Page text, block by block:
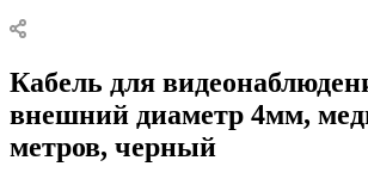
Кабель для
внешний диаметр 4мм,
метров, черный